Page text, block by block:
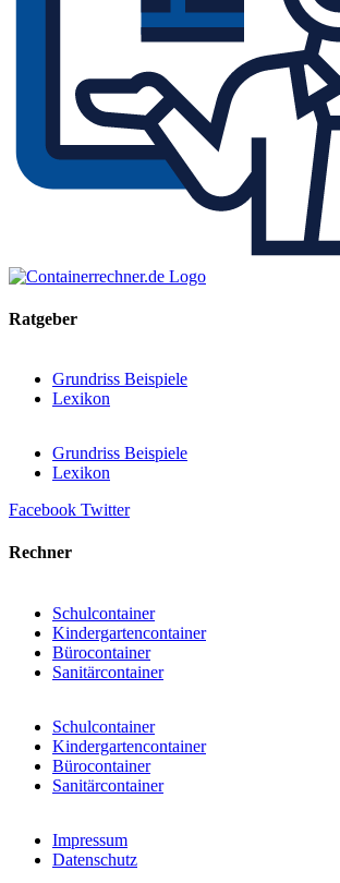
Ratgeber
Grundriss Beispiele
Lexikon
Grundriss Beispiele
Lexikon
Facebook Twitter
Rechner
Schulcontainer
Kindergartencontainer
Bürocontainer
Sanitärcontainer
Schulcontainer
Kindergartencontainer
Bürocontainer
Sanitärcontainer
Impressum
Datenschutz